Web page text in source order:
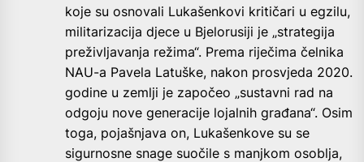
koje su osnovali Lukašenkovi kritičari u egzilu,
militarizacija djece u Bjelorusiji je „strategija
preživljavanja režima“. Prema riječima čelnika
NAU-a Pavela Latuške, nakon prosvjeda 2020.
godine u zemlji je započeo „sustavni rad na
odgoju nove generacije lojalnih građana“. Osim
toga, pojašnjava on, Lukašenkove su se
sigurnosne snage suočile s manjkom osoblja,